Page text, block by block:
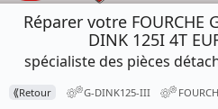
Réparer votre FOURCHE
DINK 125I 4T
spécialiste des pièces
⟪Retour G-DINK125-III